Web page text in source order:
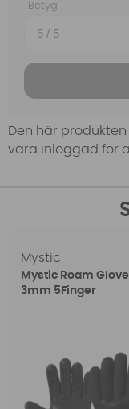
Betyg
Den här
vara inloggad för
Mystic
Mystic Roam Glove
3mm 5Finger